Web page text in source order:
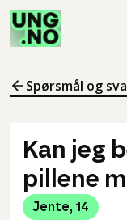
Spørsmål og
Kan jeg
pillene
Jente, 14